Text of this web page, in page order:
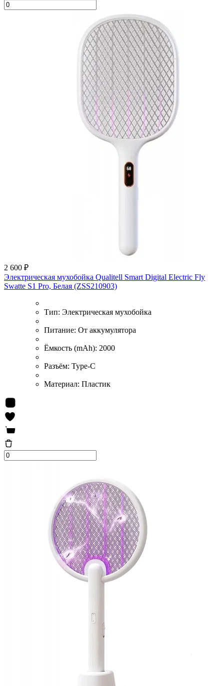
2 600 ₽
Электрическая мухобойка Qualitell Smart Digital Electric Fly
Swatte S1 Pro, Белая (ZSS210903)
Тип: Электрическая мухобойка
Питание: От аккумулятора
Ёмкость (mAh): 2000
Разъём: Type-C
Материал: Пластик